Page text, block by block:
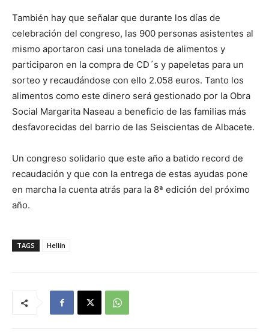
También hay que señalar que durante los días de
celebración del congreso, las 900 personas asistentes al
mismo aportaron casi una tonelada de alimentos y
participaron en la compra de CD´s y papeletas para un
sorteo y recaudándose con ello 2.058 euros. Tanto los
alimentos como este dinero será gestionado por la Obra
Social Margarita Naseau a beneficio de las familias más
desfavorecidas del barrio de las Seiscientas de Albacete.
Un congreso solidario que este año a batido record de
recaudación y que con la entrega de estas ayudas pone
en marcha la cuenta atrás para la 8ª edición del próximo
año.
TAGS Hellín